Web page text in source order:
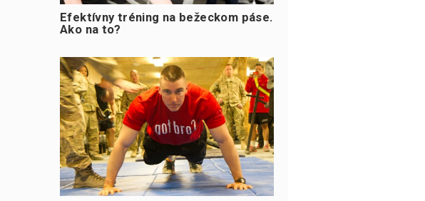
Efektívny tréning na bežeckom páse.
Ako na to?